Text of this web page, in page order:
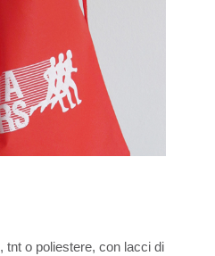
tnt o poliestere, con lacci di